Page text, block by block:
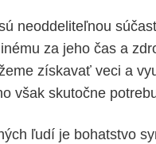
neoddeliteľnou
za jeho čas a
získavať veci a
však skutočne
ľudí je bohatstvo